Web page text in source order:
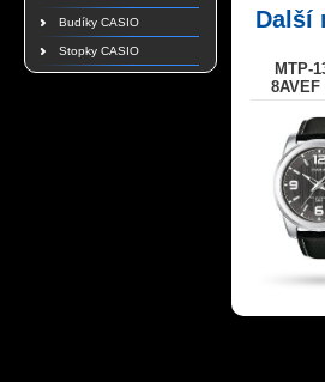
Budíky CASIO
Stopky CASIO
Další
MTP-
8AVEF